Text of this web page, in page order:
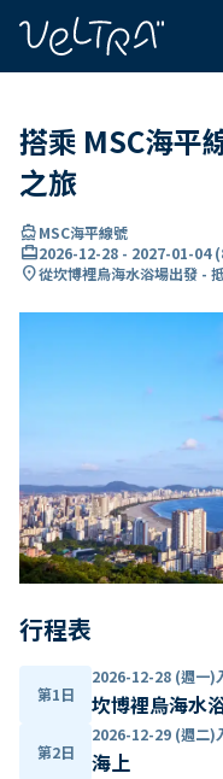
搭乘 MSC海平
之旅
directions_boatMSC海平線號
card_travel2026-12-28 - 2027-01-04(
location_on從坎博裡烏海水浴場出發 -
行程表
第1日
2026-12-28 (週一)
坎博裡烏海水
第2日
2026-12-29 (週二)
海上